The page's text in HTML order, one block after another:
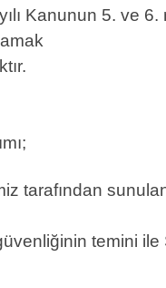
Kanunun 5. ve
tarafından
temini ile